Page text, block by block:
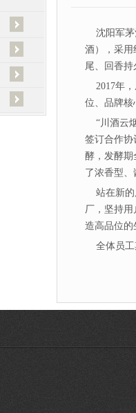
沈阳军茅
酒 ），采
尾、回香
2017年，
位、品牌核
“川酒云
签订合作协
酵，发酵期
了浓香型、
站在新的
厂，坚持
造高品位的
全体员工